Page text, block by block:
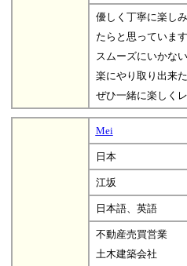
優しく丁寧に楽し
たらと思っています
スムーズにいかな
楽にやり取り出来
ぜひ一緒に楽しく
Mei
日本
江坂
日本語、英語
不動産売買営業
土木建築会社